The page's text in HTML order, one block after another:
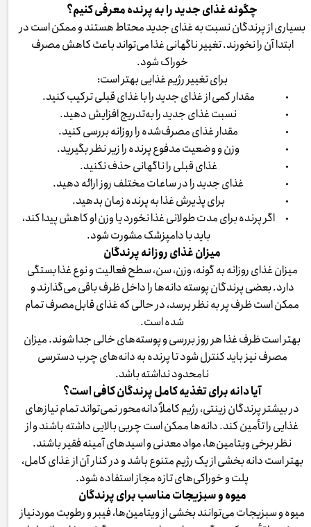
چگونه غذای جدید را به پرنده معرفی کنیم؟
بسیاری از پرندگان نسبت به غذای جدید محتاط هستند و ممکن است در
ابتدا آن را نخورند. تغییر ناگهانی غذا می‌تواند باعث کاهش مصرف
خوراک شود.
برای تغییر رژیم غذایی بهتر است:
مقدار کمی از غذای جدید را با غذای قبلی ترکیب کنید.
نسبت غذای جدید را به‌تدریج افزایش دهید.
مقدار غذای مصرف‌شده را روزانه بررسی کنید.
وزن و وضعیت مدفوع پرنده را زیر نظر بگیرید.
غذای قبلی را ناگهانی حذف نکنید.
غذای جدید را در ساعات مختلف روز ارائه دهید.
برای پذیرش غذا به پرنده زمان بدهید.
اگر پرنده برای مدت طولانی غذا نخورد یا وزن او کاهش پیدا کند،
باید با دامپزشک مشورت شود.
میزان غذای روزانه پرندگان
میزان غذای روزانه به گونه، وزن، سن، سطح فعالیت و نوع غذا بستگی
دارد. بعضی پرندگان پوسته دانه‌ها را داخل ظرف باقی می‌گذارند و
ممکن است ظرف پر به نظر برسد، در حالی که غذای قابل‌مصرف تمام
شده است.
بهتر است ظرف غذا هر روز بررسی و پوسته‌های خالی جدا شوند. میزان
مصرف نیز باید کنترل شود تا پرنده به دانه‌های چرب دسترسی
نامحدود نداشته باشد.
آیا دانه برای تغذیه کامل پرندگان کافی است؟
در بیشتر پرندگان زینتی، رژیم کاملاً دانه‌محور نمی‌تواند تمام نیازهای
غذایی را تأمین کند. دانه‌ها ممکن است چربی بالایی داشته باشند و از
نظر برخی ویتامین‌ها، مواد معدنی و اسیدهای آمینه فقیر باشند.
بهتر است دانه بخشی از یک رژیم متنوع باشد و در کنار آن از غذای کامل،
پلت و خوراکی‌های تازه مجاز استفاده شود.
میوه و سبزیجات مناسب برای پرندگان
میوه و سبزیجات می‌توانند بخشی از ویتامین‌ها، فیبر و رطوبت موردنیاز